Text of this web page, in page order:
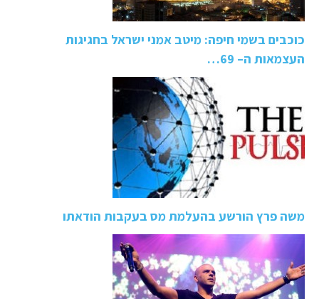
כוכבים בשמי חיפה: מיטב אמני ישראל בחגיגות
העצמאות ה– 69…
משה פרץ הורשע בהעלמת מס בעקבות הודאתו